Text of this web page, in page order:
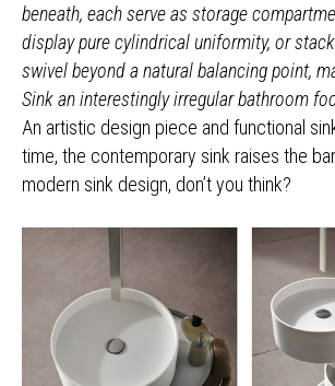
beneath, each serve as storage
display pure cylindrical uniformity, or
swivel beyond a natural balancing point,
Sink an interestingly irregular bathroom
An artistic design piece and functional
time, the contemporary sink raises the
modern sink design, don’t you think?